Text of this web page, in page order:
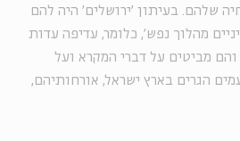
שלהם. בעיתון 'ירושלים' היה להם
מהלוך נפש', כלומר, עדיפה עדות
והם מביטים על דברי המקרא ועל
הגרים בארץ ישראל, אורחותיהם,